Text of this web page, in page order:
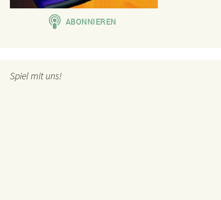
Spiel mit uns!